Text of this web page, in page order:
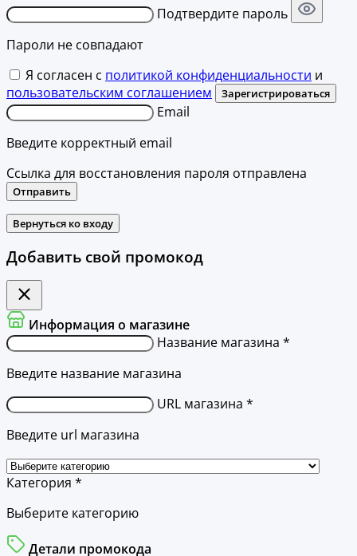
Подтвердите пароль
Пароли не совпадают
Я согласен с политикой конфиденциальности и
пользовательским соглашением
Зарегистрироваться
Email
Введите корректный email
Ссылка для восстановления пароля отправлена
Отправить
Вернуться ко входу
Добавить свой промокод
Информация о магазине
Название магазина *
Введите название магазина
URL магазина *
Введите url магазина
Категория *
Выберите категорию
Детали промокода